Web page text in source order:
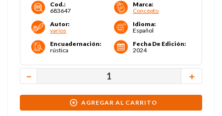
Cod.:
683647
Marca:
Concepto
Autor:
varios
Idioma:
Español
Encuadernación:
rústica
Fecha De Edición:
2024
＋
－
AGREGAR AL CARRITO